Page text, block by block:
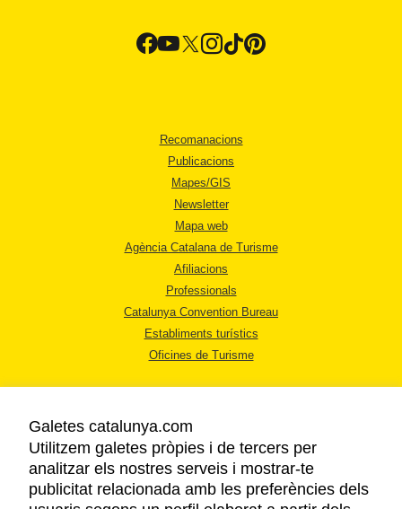
Recomanacions
Publicacions
Mapes/GIS
Newsletter
Mapa web
Agència Catalana de Turisme
Afiliacions
Professionals
Catalunya Convention Bureau
Establiments turístics
Oficines de Turisme
AVÍS LEGAL
POLÍTICA DE PRIVACITAT
Galetes catalunya.com
Utilitzem galetes pròpies i de tercers per
analitzar els nostres serveis i mostrar-te
publicitat relacionada amb les preferències dels